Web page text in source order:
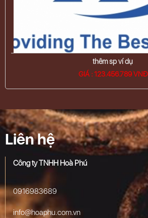
thêm sp ví dụ
GIÁ : 123.456.789 VNĐ
Liên hệ
Công ty TNHH Hoà Phú
0916983689
info@hoaphu.com.vn